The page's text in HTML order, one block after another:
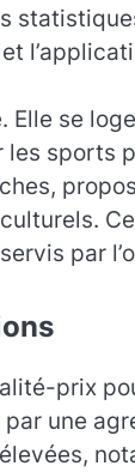
Elle se
sports
par
prix
une